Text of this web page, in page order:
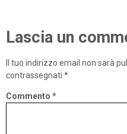
Lascia un
Il tuo indirizzo email non sarà
contrassegnati *
Commento *